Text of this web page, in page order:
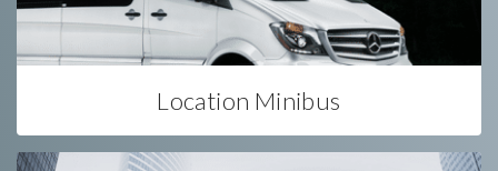
Location Minibus